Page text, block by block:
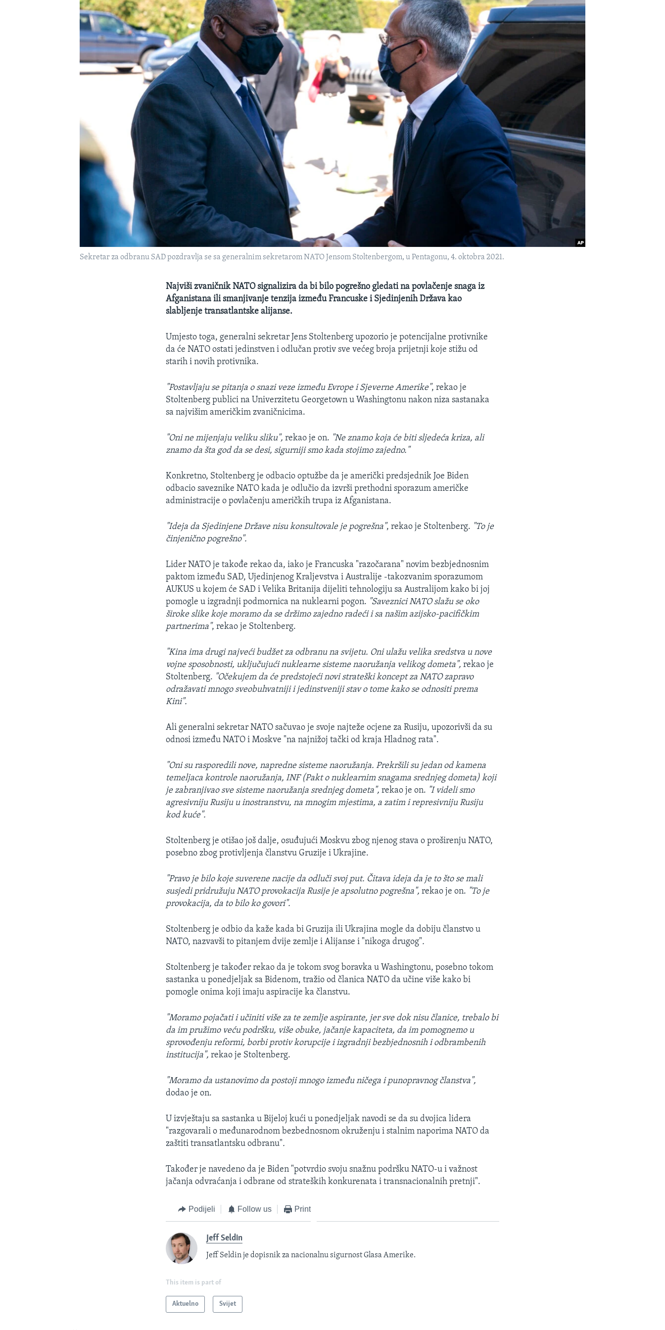
Sekretar za odbranu SAD pozdravlja se sa generalnim sekretarom NATO Jensom Stoltenbergom, u Pentagonu, 4. oktobra 2021.
Najviši zvaničnik NATO signalizira da bi bilo pogrešno gledati na povlačenje snaga iz
Afganistana ili smanjivanje tenzija između Francuske i Sjedinjenih Država kao
slabljenje transatlantske alijanse.
Umjesto toga, generalni sekretar Jens Stoltenberg upozorio je potencijalne protivnike
da će NATO ostati jedinstven i odlučan protiv sve većeg broja prijetnji koje stižu od
starih i novih protivnika.
"Postavljaju se pitanja o snazi veze između Evrope i Sjeverne Amerike", rekao je
Stoltenberg publici na Univerzitetu Georgetown u Washingtonu nakon niza sastanaka
sa najvišim američkim zvaničnicima.
"Oni ne mijenjaju veliku sliku", rekao je on. "Ne znamo koja će biti sljedeća kriza, ali
znamo da šta god da se desi, sigurniji smo kada stojimo zajedno."
Konkretno, Stoltenberg je odbacio optužbe da je američki predsjednik Joe Biden
odbacio saveznike NATO kada je odlučio da izvrši prethodni sporazum američke
administracije o povlačenju američkih trupa iz Afganistana.
"Ideja da Sjedinjene Države nisu konsultovale je pogrešna", rekao je Stoltenberg. "To je
činjenično pogrešno".
Lider NATO je takođe rekao da, iako je Francuska "razočarana" novim bezbjednosnim
paktom između SAD, Ujedinjenog Kraljevstva i Australije -takozvanim sporazumom
AUKUS u kojem će SAD i Velika Britanija dijeliti tehnologiju sa Australijom kako bi joj
pomogle u izgradnji podmornica na nuklearni pogon. "Saveznici NATO slažu se oko
široke slike koje moramo da se držimo zajedno radeći i sa našim azijsko-pacifičkim
partnerima", rekao je Stoltenberg.
"Kina ima drugi najveći budžet za odbranu na svijetu. Oni ulažu velika sredstva u nove
vojne sposobnosti, uključujući nuklearne sisteme naoružanja velikog dometa", rekao je
Stoltenberg. "Očekujem da će predstojeći novi strateški koncept za NATO zapravo
odražavati mnogo sveobuhvatniji i jedinstveniji stav o tome kako se odnositi prema
Kini".
Ali generalni sekretar NATO sačuvao je svoje najteže ocjene za Rusiju, upozorivši da su
odnosi između NATO i Moskve "na najnižoj tački od kraja Hladnog rata".
"Oni su rasporedili nove, napredne sisteme naoružanja. Prekršili su jedan od kamena
temeljaca kontrole naoružanja, INF (Pakt o nuklearnim snagama srednjeg dometa) koji
je zabranjivao sve sisteme naoružanja srednjeg dometa", rekao je on. "I videli smo
agresivniju Rusiju u inostranstvu, na mnogim mjestima, a zatim i represivniju Rusiju
kod kuće".
Stoltenberg je otišao još dalje, osuđujući Moskvu zbog njenog stava o proširenju NATO,
posebno zbog protivljenja članstvu Gruzije i Ukrajine.
"Pravo je bilo koje suverene nacije da odluči svoj put. Čitava ideja da je to što se mali
susjedi pridružuju NATO provokacija Rusije je apsolutno pogrešna", rekao je on. "To je
provokacija, da to bilo ko govori".
Stoltenberg je odbio da kaže kada bi Gruzija ili Ukrajina mogle da dobiju članstvo u
NATO, nazvavši to pitanjem dvije zemlje i Alijanse i "nikoga drugog".
Stoltenberg je također rekao da je tokom svog boravka u Washingtonu, posebno tokom
sastanka u ponedjeljak sa Bidenom, tražio od članica NATO da učine više kako bi
pomogle onima koji imaju aspiracije ka članstvu.
"Moramo pojačati i učiniti više za te zemlje aspirante, jer sve dok nisu članice, trebalo bi
da im pružimo veću podršku, više obuke, jačanje kapaciteta, da im pomognemo u
sprovođenju reformi, borbi protiv korupcije i izgradnji bezbjednosnih i odbrambenih
institucija", rekao je Stoltenberg.
"Moramo da ustanovimo da postoji mnogo između ničega i punopravnog članstva",
dodao je on.
U izvještaju sa sastanka u Bijeloj kući u ponedjeljak navodi se da su dvojica lidera
"razgovarali o međunarodnom bezbednosnom okruženju i stalnim naporima NATO da
zaštiti transatlantsku odbranu".
Također je navedeno da je Biden "potvrdio svoju snažnu podršku NATO-u i važnost
jačanja odvraćanja i odbrane od strateških konkurenata i transnacionalnih pretnji".
Podijeli Follow us Print
Jeff Seldin
Jeff Seldin je dopisnik za nacionalnu sigurnost Glasa Amerike.
This item is part of
Aktuelno Svijet